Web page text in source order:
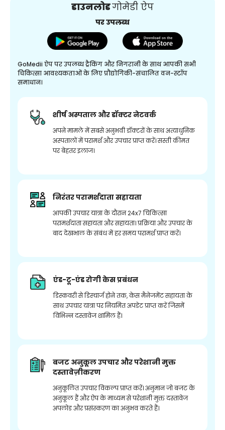
डाउनलोडगोमेडी ऐप
पर उपलब्ध
GoMedii ऐप पर उपलब्ध ट्रैकिंग और निगरानी के साथ आपकी सभी
चिकित्सा आवश्यकताओं के लिए प्रौद्योगिकी-संचालित वन-स्टॉप
समाधान।
शीर्ष अस्पताल और डॉक्टर नेटवर्क
अपने मामले में सबसे अनुभवी डॉक्टरों के साथ अत्याधुनिक
अस्पतालों में परामर्श और उपचार प्राप्त करें। सस्ती कीमत
पर बेहतर इलाज।
निरंतर परामर्शदाता सहायता
आपकी उपचार यात्रा के दौरान 24x7 चिकित्सा
परामर्शदाता सहायता और सहायता। प्रक्रिया और उपचार के
बाद देखभाल के संबंध में हर समय परामर्श प्राप्त करें।
एंड-टू-एंड रोगी केस प्रबंधन
डिस्कवरी से डिस्चार्ज होने तक, केस मैनेजमेंट सहायता के
साथ उपचार यात्रा पर नियमित अपडेट प्राप्त करें जिसमें
विभिन्न दस्तावेज शामिल हैं।
बजट अनुकूल उपचार और परेशानी मुक्त
दस्तावेज़ीकरण
अनुकूलित उपचार विकल्प प्राप्त करें। अनुमान जो बजट के
अनुकूल हैं और ऐप के माध्यम से परेशानी मुक्त दस्तावेज
अपलोड और प्रसंस्करण का अनुभव करते हैं।